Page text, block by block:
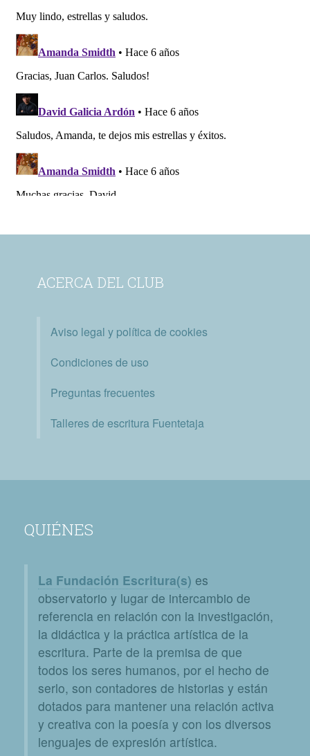
ACERCA DEL CLUB
Aviso legal y política de cookies
Condiciones de uso
Preguntas frecuentes
Talleres de escritura Fuentetaja
QUIÉNES
La Fundación Escritura(s) es
observatorio y lugar de intercambio de
referencia en relación con la investigación,
la didáctica y la práctica artística de la
escritura. Parte de la premisa de que
todos los seres humanos, por el hecho de
serlo, son contadores de historias y están
dotados para mantener una relación activa
y creativa con la poesía y con los diversos
lenguajes de expresión artística.